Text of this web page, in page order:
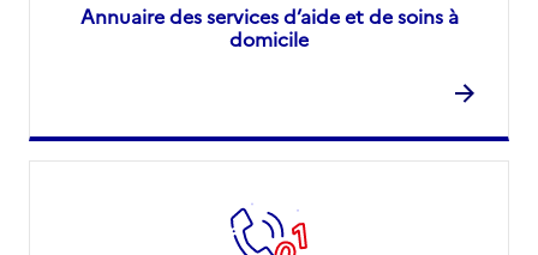
Annuaire des services d’aide et de soins à
domicile